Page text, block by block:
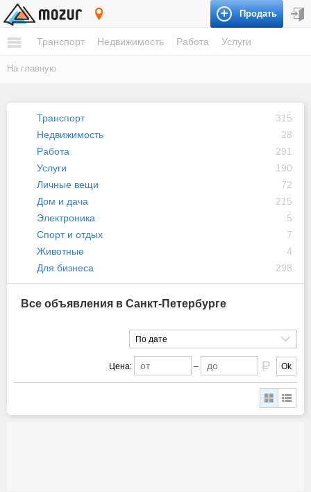
Продать
Транспорт Недвижимость Работа Услуги
На главную
Транспорт
315
Недвижимость
28
Работа
291
Услуги
190
Личные вещи
72
Дом и дача
215
Электроника
5
Спорт и отдых
7
Животные
4
Для бизнеса
298
Все объявления в Санкт-Петербурге
По дате
Цена: – Ok